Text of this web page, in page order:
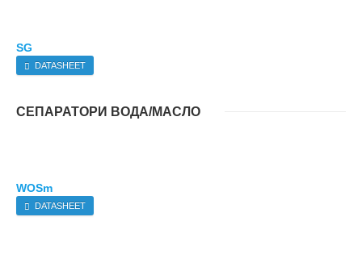
SG
DATASHEET
СЕПАРАТОРИ ВОДА/МАСЛО
WOSm
DATASHEET